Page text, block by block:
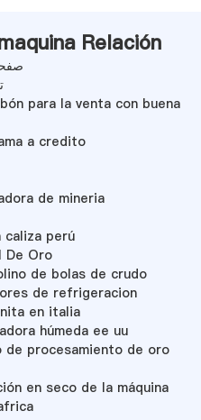
Relación
para la venta con buena
a credito
de mineria
caliza perú
De Oro
de bolas de crudo
de refrigeracion
en italia
húmeda ee uu
procesamiento de oro
en seco de la máquina